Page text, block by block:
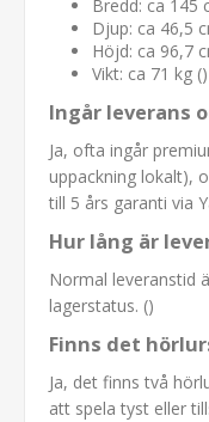
Bredd: ca 145
Djup: ca 46,5
Höjd: ca 96,7
Vikt: ca 71 kg ()
Ingår leverans
Ja, ofta ingår
uppackning lokalt),
till 5 års garanti via
Hur lång är
Normal leveranstid
lagerstatus. ()
Finns det
Ja, det finns två
att spela tyst eller